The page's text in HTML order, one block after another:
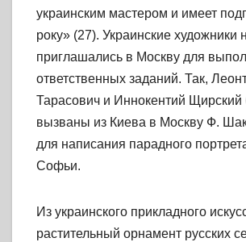
украинским мастером и имеет
року» (27). Украинские художники
приглашались в Москву для
ответственных заданий. Так,
Тарасович и Иннокентий Щирский
вызваны из Киева в Москву Ф.
для написания парадного
Софьи.
Из украинского прикладного
растительный орнамент русских